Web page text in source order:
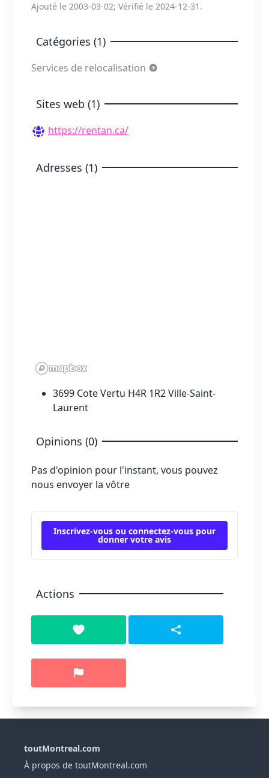
Ajouté le 2003-03-02; Vérifié le 2024-12-31.
Catégories (1)
Services de relocalisation
Sites web (1)
https://rentan.ca/
Adresses (1)
3699 Cote Vertu H4R 1R2 Ville-Saint-
Laurent
Opinions (0)
Pas d'opinion pour l'instant, vous pouvez
nous envoyer la vôtre
Inscrivez-vous ou connectez-vous pour
donner votre avis
Actions
toutMontreal.com
À propos de toutMontreal.com